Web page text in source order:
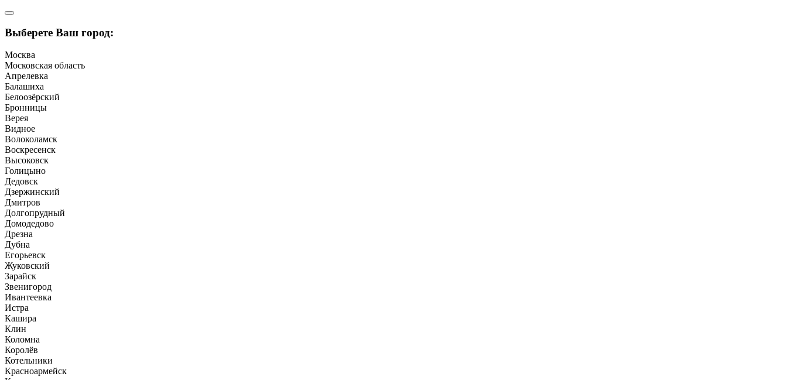
Выберете Ваш город:
Москва
Московская область
Апрелевка
Балашиха
Белоозёрский
Бронницы
Верея
Видное
Волоколамск
Воскресенск
Высоковск
Голицыно
Дедовск
Дзержинский
Дмитров
Долгопрудный
Домодедово
Дрезна
Дубна
Егорьевск
Жуковский
Зарайск
Звенигород
Ивантеевка
Истра
Кашира
Клин
Коломна
Королёв
Котельники
Красноармейск